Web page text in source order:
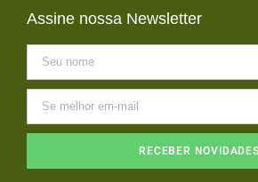
Assine nossa Newsletter
RECEBER NOVIDADES